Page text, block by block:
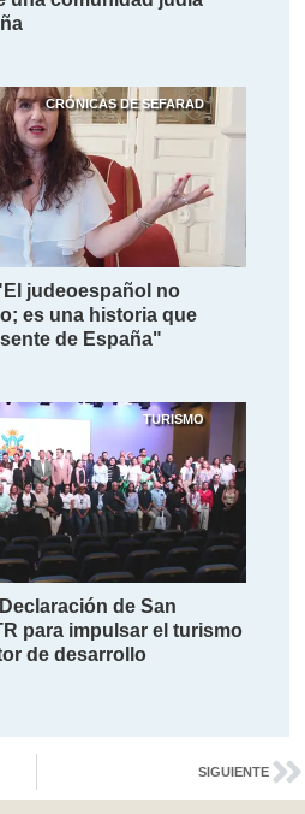
CRÓNICAS DE SEFARAD
judeoespañol no
es una historia que
de España"
TURISMO
de San
para impulsar el turismo
de desarrollo
SIGUIENTE